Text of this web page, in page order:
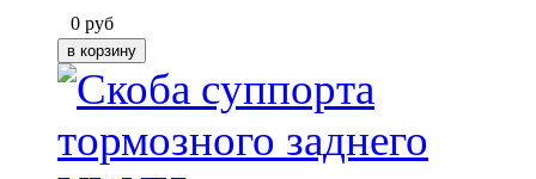
0 руб